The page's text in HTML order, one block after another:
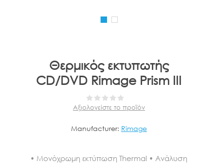
Θερμικός εκτυπωτής
CD/DVD Rimage Prism III
Αξιολογείστε το προϊόν
Manufacturer: Rimage
• Mονόχρωμη εκτύπωση Thermal • Ανάλυση